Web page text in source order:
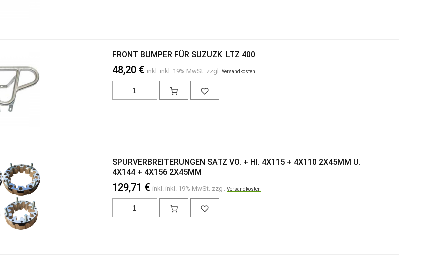
FRONT BUMPER FÜR SUZUZKI LTZ 400
48,20 € inkl. inkl. 19% MwSt. zzgl.Versandkosten
SPURVERBREITERUNGEN SATZ VO. + HI. 4X115 + 4X110 2X45MM U.
4X144 + 4X156 2X45MM
129,71 € inkl. inkl. 19% MwSt. zzgl.Versandkosten